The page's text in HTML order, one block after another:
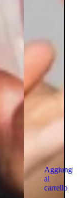
Aggiungi
al
carrello